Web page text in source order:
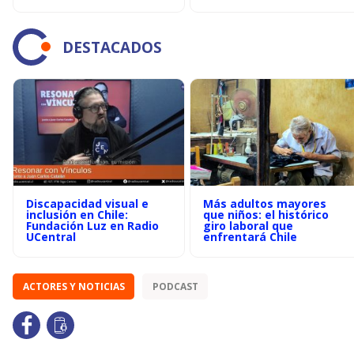
DESTACADOS
Discapacidad visual e
inclusión en Chile:
Fundación Luz en Radio
UCentral
Más adultos mayores
que niños: el histórico
giro laboral que
enfrentará Chile
ACTORES Y NOTICIAS PODCAST